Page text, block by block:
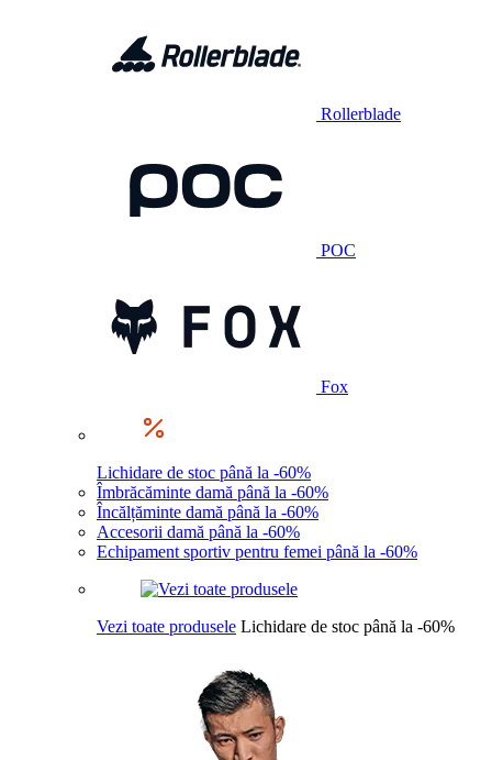
Rollerblade
POC
Fox
Lichidare de stoc până la -60%
Îmbrăcăminte damă până la -60%
Încălțăminte damă până la -60%
Accesorii damă până la -60%
Echipament sportiv pentru femei până la -60%
Vezi toate produsele Lichidare de stoc până la -60%